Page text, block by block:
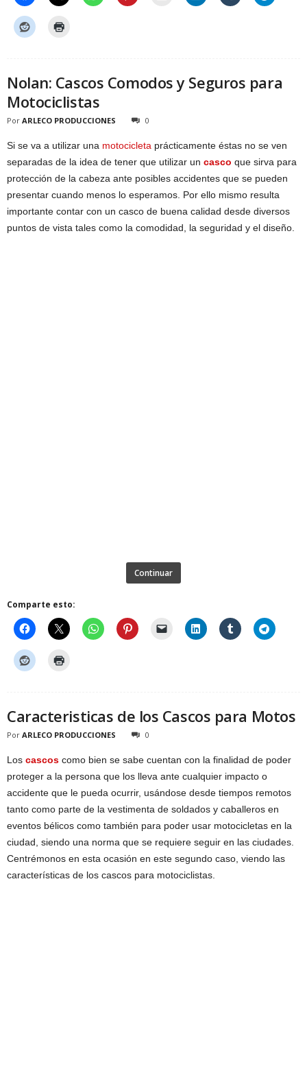
Nolan: Cascos Comodos y Seguros para
Motociclistas
Por ARLECO PRODUCCIONES 0
Si se va a utilizar una motocicleta prácticamente éstas no se ven
separadas de la idea de tener que utilizar un casco que sirva para
protección de la cabeza ante posibles accidentes que se pueden
presentar cuando menos lo esperamos. Por ello mismo resulta
importante contar con un casco de buena calidad desde diversos
puntos de vista tales como la comodidad, la seguridad y el diseño.
Continuar
Comparte esto:
Caracteristicas de los Cascos para Motos
Por ARLECO PRODUCCIONES 0
Los cascos como bien se sabe cuentan con la finalidad de poder
proteger a la persona que los lleva ante cualquier impacto o
accidente que le pueda ocurrir, usándose desde tiempos remotos
tanto como parte de la vestimenta de soldados y caballeros en
eventos bélicos como también para poder usar motocicletas en la
ciudad, siendo una norma que se requiere seguir en las ciudades.
Centrémonos en esta ocasión en este segundo caso, viendo las
características de los cascos para motociclistas.